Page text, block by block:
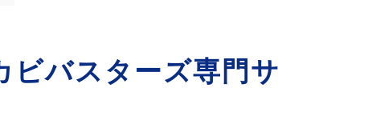
ビバスターズ専門サ